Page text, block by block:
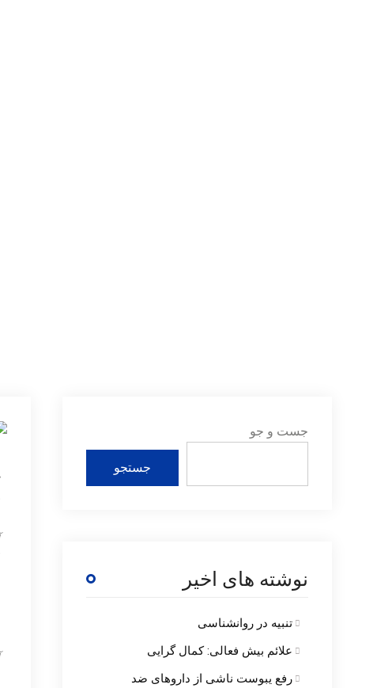
جست و جو
جستجو
نوشته های اخیر
تنبیه در روانشناسی
علائم بیش فعالی: کمال گرایی
رفع یبوست ناشی از داروهای ضد